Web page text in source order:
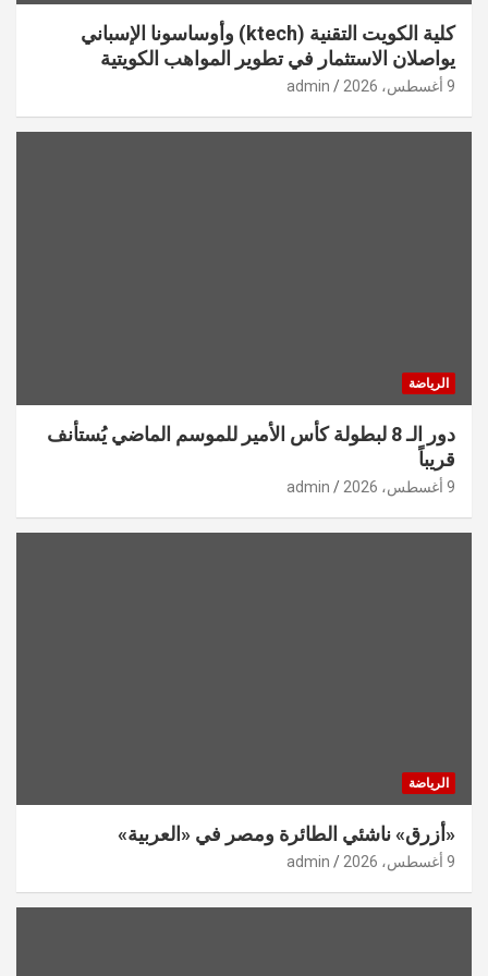
كلية الكويت التقنية (ktech) وأوساسونا الإسباني
يواصلان الاستثمار في تطوير المواهب الكويتية
9 أغسطس، 2026 admin
الرياضة
دور الـ 8 لبطولة كأس الأمير للموسم الماضي يُستأنف
قريباً
9 أغسطس، 2026 admin
الرياضة
«أزرق» ناشئي الطائرة ومصر في «العربية»
9 أغسطس، 2026 admin